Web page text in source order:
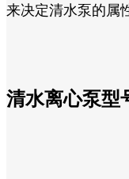
来决定清水泵的属
清水离心泵型